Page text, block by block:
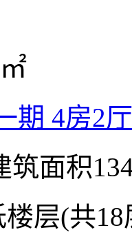
期 4房2
筑面积
楼层(共